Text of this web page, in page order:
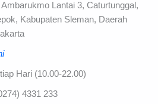
Ambarukmo Lantai 3, Caturtunggal,
Kabupaten Sleman, Daerah
Hari (10.00-22.00)
4331 233